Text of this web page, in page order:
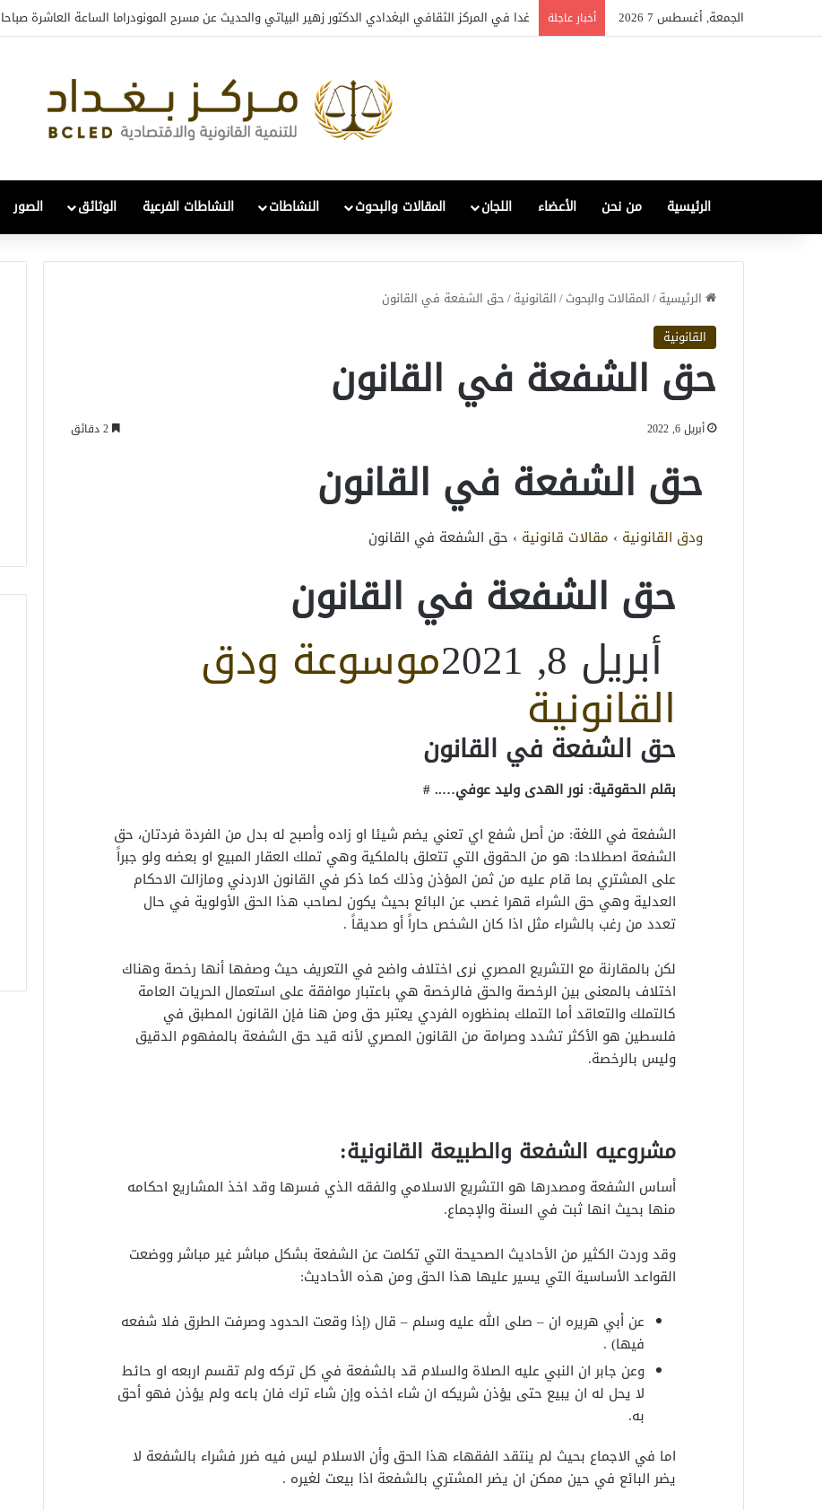
الجمعة, أغسطس 7 2026 أخبار عاجلة غدا في المركز الثقافي البغدادي الدكتور زهير البياتي والحديث عن مسرح المونودراما الساعة العاشرة صباحا
الرئيسية من نحن الأعضاء اللجان المقالات والبحوث النشاطات النشاطات الفرعية الوثائق الصور
الرئيسية/المقالات والبحوث/القانونية/حق الشفعة في القانون
القانونية
حق الشفعة في القانون
أبريل 6, 2022
حق الشفعة في القانون
ودق القانونية › مقالات قانونية › حق الشفعة في القانون
حق الشفعة في القانون
أبريل 8, 2021 موسوعة ودق
القانونية
حق الشفعة في القانون
بقلم الحقوقية: نور الهدى وليد عوفي….. #
الشفعة في اللغة: من أصل شفع اي تعني يضم شيئا او زاده وأصبح له بدل من الفردة فردتان، حق
الشفعة اصطلاحا: هو من الحقوق التي تتعلق بالملكية وهي تملك العقار المبيع او بعضه ولو جبراً
على المشتري بما قام عليه من ثمن المؤذن وذلك كما ذكر في القانون الاردني ومازالت الاحكام
العدلية وهي حق الشراء قهرا غصب عن البائع بحيث يكون لصاحب هذا الحق الأولوية في حال
تعدد من رغب بالشراء مثل اذا كان الشخص حاراً أو صديقاً .
لكن بالمقارنة مع التشريع المصري نرى اختلاف واضح في التعريف حيث وصفها أنها رخصة وهناك
اختلاف بالمعنى بين الرخصة والحق فالرخصة هي باعتبار موافقة على استعمال الحريات العامة
كالتملك والتعاقد أما التملك بمنظوره الفردي يعتبر حق ومن هنا فإن القانون المطبق في
فلسطين هو الأكثر تشدد وصرامة من القانون المصري لأنه قيد حق الشفعة بالمفهوم الدقيق
وليس بالرخصة.
مشروعيه الشفعة والطبيعة القانونية:
أساس الشفعة ومصدرها هو التشريع الاسلامي والفقه الذي فسرها وقد اخذ المشاريع احكامه
منها بحيث انها ثبت في السنة والإجماع.
وقد وردت الكثير من الأحاديث الصحيحة التي تكلمت عن الشفعة بشكل مباشر غير مباشر ووضعت
القواعد الأساسية التي يسير عليها هذا الحق ومن هذه الأحاديث:
عن أبي هريره ان – صلى الله عليه وسلم – قال (إذا وقعت الحدود وصرفت الطرق فلا شفعه
فيها) .
وعن جابر ان النبي عليه الصلاة والسلام قد بالشفعة في كل تركه ولم تقسم اربعه او حائط
لا يحل له ان يبيع حتى يؤذن شريكه ان شاء اخذه وإن شاء ترك فان باعه ولم يؤذن فهو أحق
به.
اما في الاجماع بحيث لم ينتقد الفقهاء هذا الحق وأن الاسلام ليس فيه ضرر فشراء بالشفعة لا
يضر البائع في حين ممكن ان يضر المشتري بالشفعة اذا بيعت لغيره .